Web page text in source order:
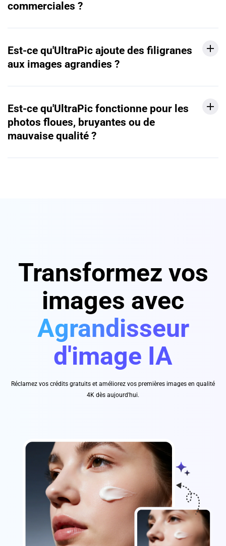
commerciales ?
Est-ce qu'UltraPic ajoute des filigranes
aux images agrandies ?
Est-ce qu'UltraPic fonctionne pour les
photos floues, bruyantes ou de
mauvaise qualité ?
Transformez vos
images avec
Agrandisseur
d'image IA
Réclamez vos crédits gratuits et améliorez vos premières images en qualité
4K dès aujourd'hui.